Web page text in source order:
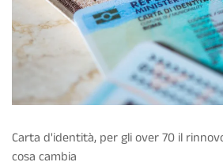
Carta d'identità, per gli over 70 il
cosa cambia